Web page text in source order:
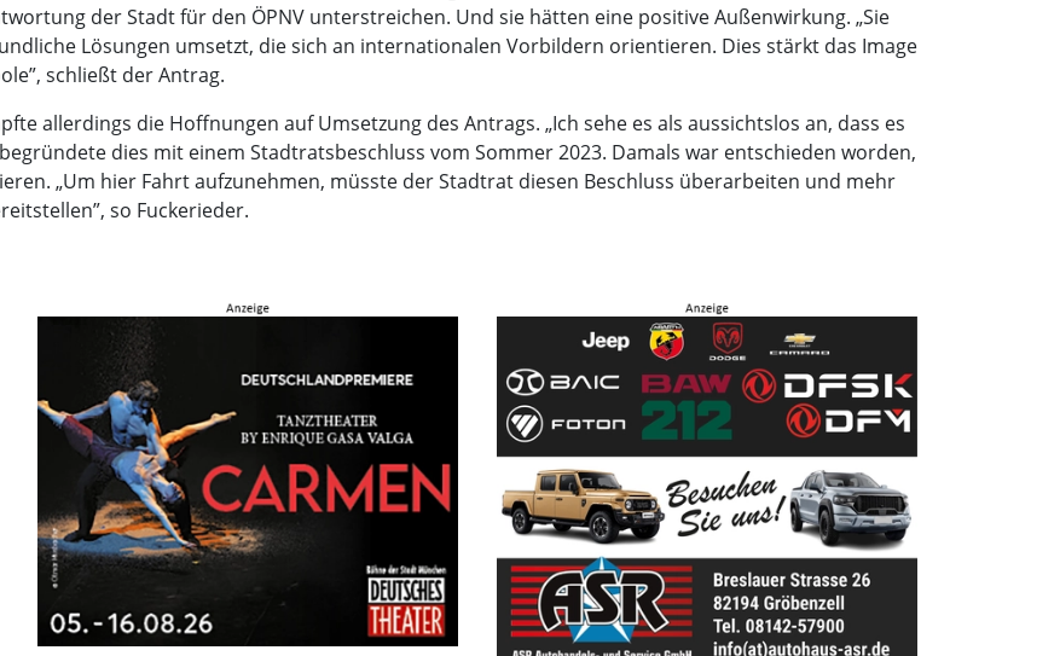
der Stadt für den ÖPNV unterstreichen. Und sie hätten eine positive Außenwirkung. „Sie
Lösungen umsetzt, die sich an internationalen Vorbildern orientieren. Dies stärkt das Image
schließt der Antrag.
allerdings die Hoffnungen auf Umsetzung des Antrags. „Ich sehe es als aussichtslos an, dass es
dies mit einem Stadtratsbeschluss vom Sommer 2023. Damals war entschieden worden,
„Um hier Fahrt aufzunehmen, müsste der Stadtrat diesen Beschluss überarbeiten und mehr
so Fuckerieder.